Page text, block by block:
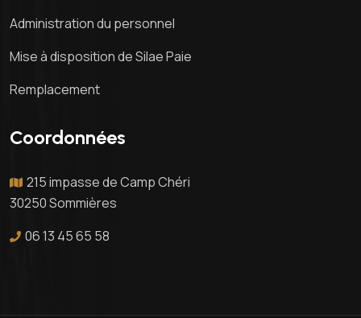
Administration du personnel
Mise à disposition de Silae Paie
Remplacement
Coordonnées
215 impasse de Camp Chéri
30250 Sommières
06 13 45 65 58